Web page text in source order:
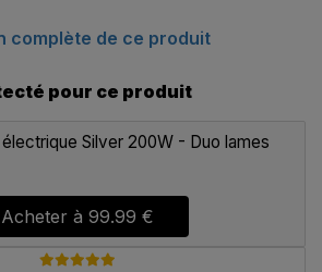
complète de ce produit
pour ce produit
Silver 200W - Duo lames
Acheter à 99.99 €